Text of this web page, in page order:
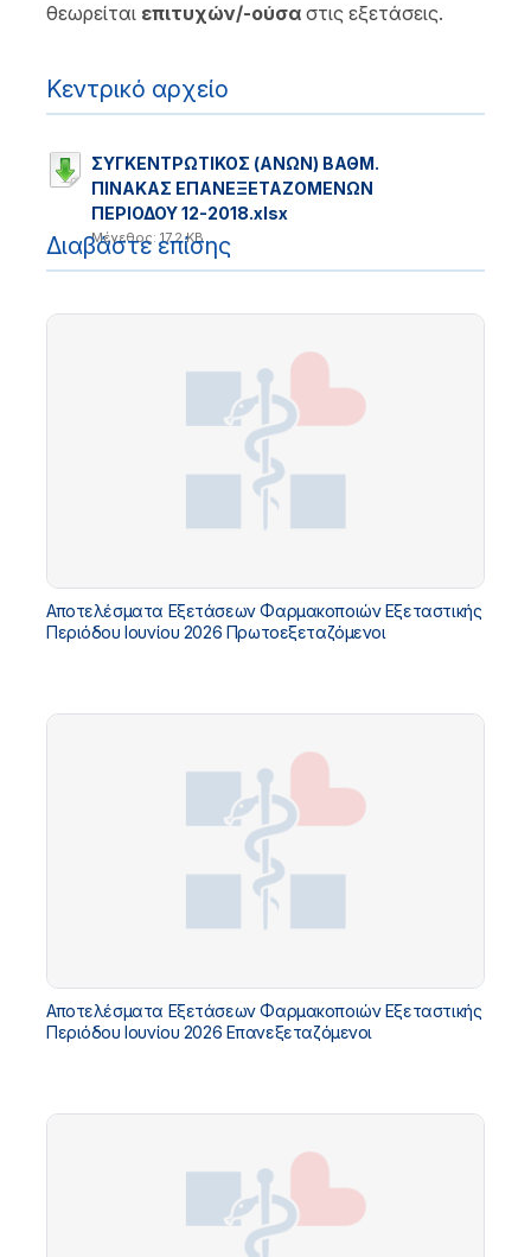
θεωρείται επιτυχών/-ούσα στις εξετάσεις.
Κεντρικό αρχείο
ΣΥΓΚΕΝΤΡΩΤΙΚΟΣ (ΑΝΩΝ) ΒΑΘΜ.
ΠΙΝΑΚΑΣ ΕΠΑΝΕΞΕΤΑΖΟΜΕΝΩΝ
ΠΕΡΙΟΔΟΥ 12-2018.xlsx
Μέγεθος: 17.2 KB
Διαβάστε επίσης
Αποτελέσματα Εξετάσεων Φαρμακοποιών Εξεταστικής
Περιόδου Ιουνίου 2026 Πρωτοεξεταζόμενοι
Αποτελέσματα Εξετάσεων Φαρμακοποιών Εξεταστικής
Περιόδου Ιουνίου 2026 Επανεξεταζόμενοι